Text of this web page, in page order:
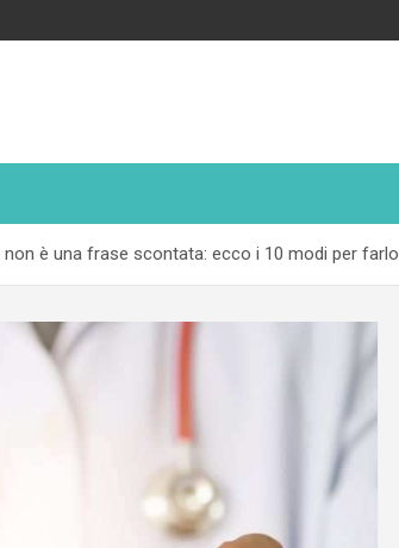
è una frase scontata: ecco i 10 modi per farlo